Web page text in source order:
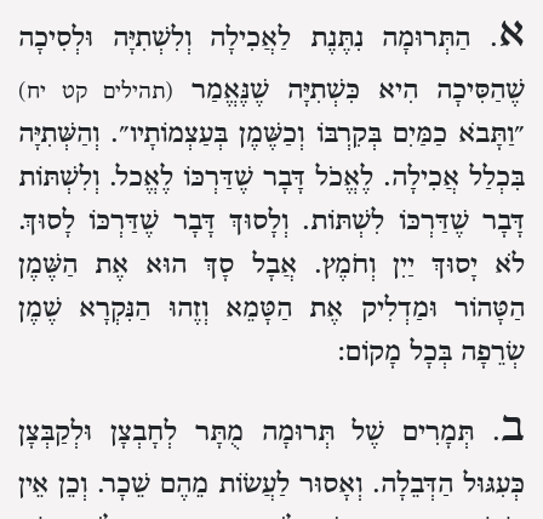
א. הַתְּרוּמָה נִתֶּנֶת לַאֲכִילָה וְלִשְׁתִיָּה וּלְסִיכָה
שֶׁהַסִּיכָה הִיא כִּשְׁתִיָּה שֶׁנֶּאֱמַר (תהילים קט יח)
״וַתָּבֹא כַמַּיִם בְּקִרְבּוֹ וְכַשֶּׁמֶן בְּעַצְמוֹתָיו״. וְהַשְּׁתִיָּה
בִּכְלַל אֲכִילָה. לֶאֱכֹל דָּבָר שֶׁדַּרְכּוֹ לֶאֱכל. וְלִשְׁתּוֹת
דָּבָר שֶׁדַּרְכּוֹ לִשְׁתּוֹת. וְלָסוּךְ דָּבָר שֶׁדַּרְכּוֹ לָסוּךְ.
לֹא יָסוּךְ יַיִן וְחֹמֶץ. אֲבָל סָךְ הוּא אֶת הַשֶּׁמֶן
הַטָּהוֹר וּמַדְלִיק אֶת הַטָּמֵא וְזֶהוּ הַנִּקְרָא שֶׁמֶן
שְׂרֵפָה בְּכָל מָקוֹם:
ב. תְּמָרִים שֶׁל תְּרוּמָה מֻתָּר לְחָבְצָן וּלְקַבְּצָן
כְּעִגּוּל הַדְּבֵלָה. וְאָסוּר לַעֲשׂוֹת מֵהֶם שֵׁכָר. וְכֵן אֵין